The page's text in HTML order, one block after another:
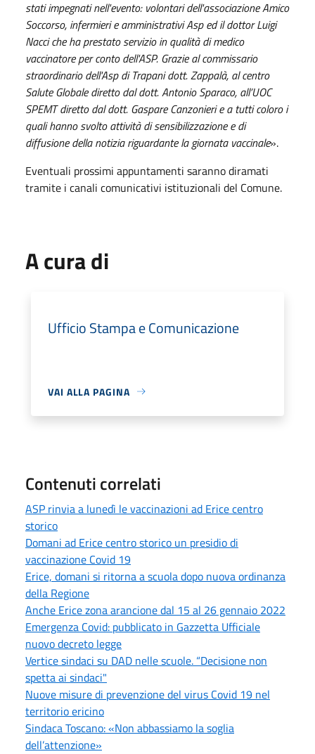
stati impegnati nell'evento: volontari dell'associazione Amico
Soccorso, infermieri e amministrativi Asp ed il dottor Luigi
Nacci che ha prestato servizio in qualità di medico
vaccinatore per conto dell'ASP. Grazie al commissario
straordinario dell'Asp di Trapani dott. Zappalà, al centro
Salute Globale diretto dal dott. Antonio Sparaco, all’UOC
SPEMT diretto dal dott. Gaspare Canzonieri e a tutti coloro i
quali hanno svolto attività di sensibilizzazione e di
diffusione della notizia riguardante la giornata vaccinale».
Eventuali prossimi appuntamenti saranno diramati
tramite i canali comunicativi istituzionali del Comune.
A cura di
Ufficio Stampa e Comunicazione
VAI ALLA PAGINA
Contenuti correlati
ASP rinvia a lunedì le vaccinazioni ad Erice centro
storico
Domani ad Erice centro storico un presidio di
vaccinazione Covid 19
Erice, domani si ritorna a scuola dopo nuova ordinanza
della Regione
Anche Erice zona arancione dal 15 al 26 gennaio 2022
Emergenza Covid: pubblicato in Gazzetta Ufficiale
nuovo decreto legge
Vertice sindaci su DAD nelle scuole. “Decisione non
spetta ai sindaci"
Nuove misure di prevenzione del virus Covid 19 nel
territorio ericino
Sindaca Toscano: «Non abbassiamo la soglia
dell’attenzione»